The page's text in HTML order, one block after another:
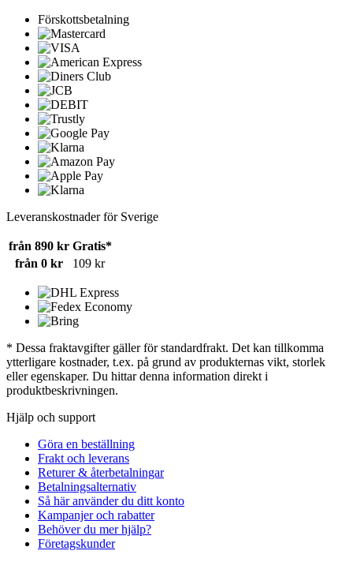
Förskottsbetalning
Leveranskostnader för Sverige
från 890 kr Gratis*
från 0 kr
109 kr
* Dessa fraktavgifter gäller för standardfrakt. Det kan tillkomma
ytterligare kostnader, t.ex. på grund av produkternas vikt, storlek
eller egenskaper. Du hittar denna information direkt i
produktbeskrivningen.
Hjälp och support
Göra en beställning
Frakt och leverans
Returer & återbetalningar
Betalningsalternativ
Så här använder du ditt konto
Kampanjer och rabatter
Behöver du mer hjälp?
Företagskunder